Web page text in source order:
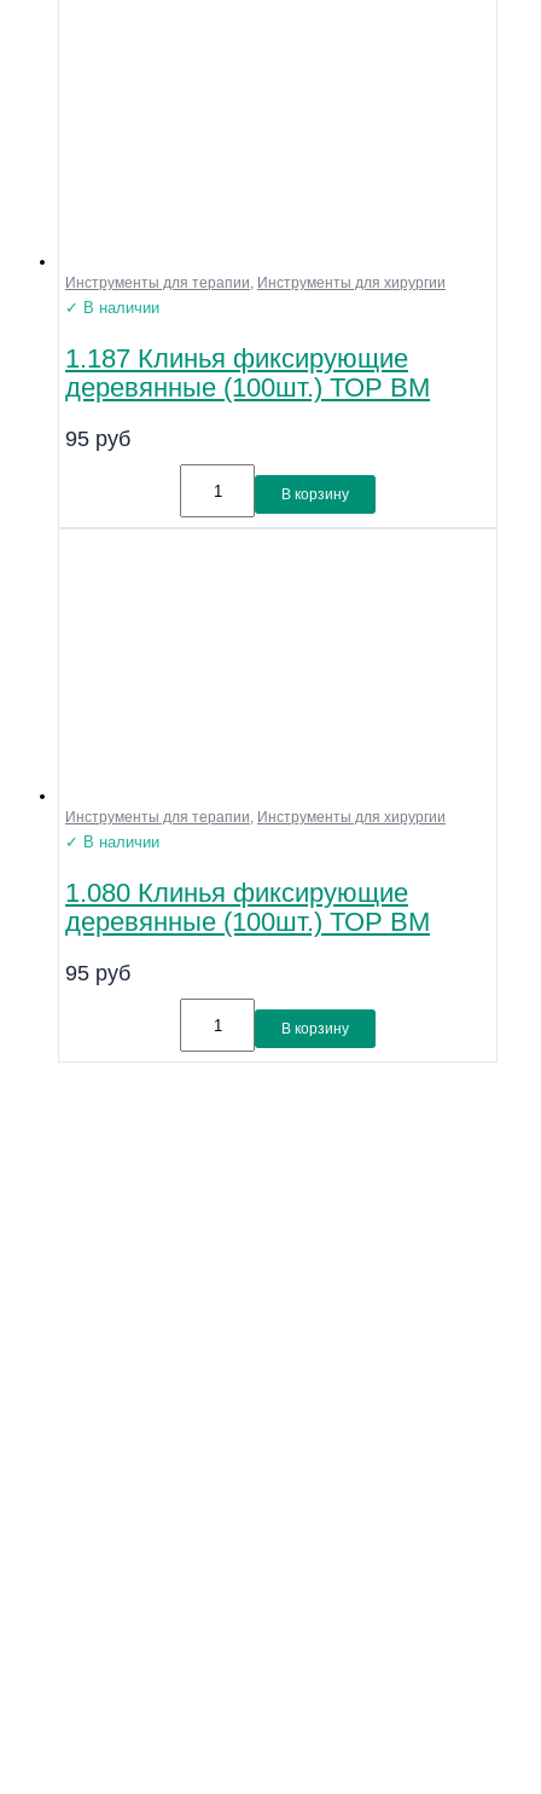
Инструменты для терапии Инструменты для хирургии
✓ В наличии
1.187 Клинья фиксирующие
деревянные (100шт.) ТОР ВМ
95 руб
В корзину
Инструменты для терапии, Инструменты для хирургии
✓ В наличии
1.080 Клинья фиксирующие
деревянные (100шт.) ТОР ВМ
95 руб
В корзину